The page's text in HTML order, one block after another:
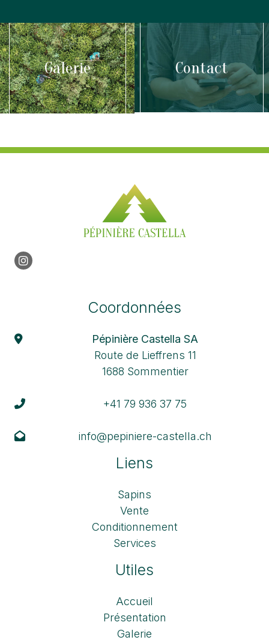
Galerie Contact
Coordonnées
Pépinière Castella SA
Route de Lieffrens 11
1688 Sommentier
+41 79 936 37 75
info@pepiniere-castella.ch
Liens
Sapins
Vente
Conditionnement
Services
Utiles
Accueil
Présentation
Galerie